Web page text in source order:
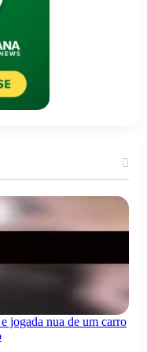
jogada nua de um carro